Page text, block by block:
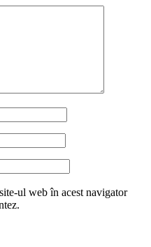
ul web în acest navigator